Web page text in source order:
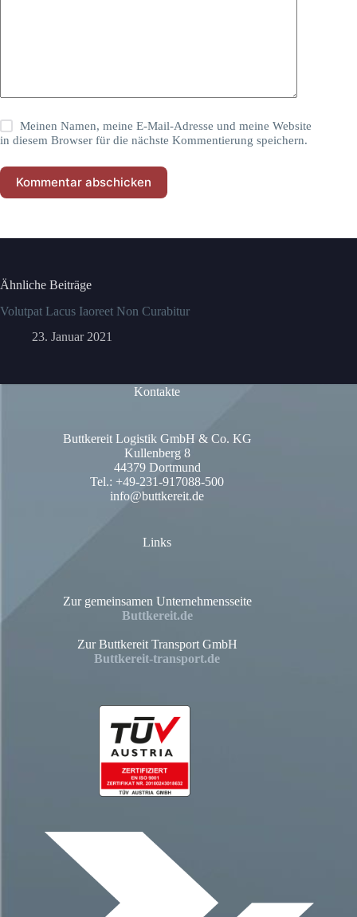
Meinen Namen, meine E-Mail-Adresse und meine Website
in diesem Browser für die nächste Kommentierung speichern.
Kommentar abschicken
Ähnliche Beiträge
Volutpat Lacus Iaoreet Non Curabitur
23. Januar 2021
Kontakte
Buttkereit Logistik GmbH & Co. KG
Kullenberg 8
44379 Dortmund
Tel.: +49-231-917088-500
info@buttkereit.de
Links
Zur gemeinsamen Unternehmensseite
Buttkereit.de
Zur Buttkereit Transport GmbH
Buttkereit-transport.de